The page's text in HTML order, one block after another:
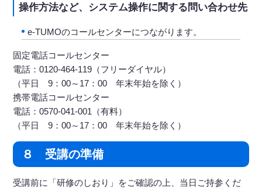
操作方法など、システム操作に関する問い合わせ先
e-TUMOのコールセンターにつながります。
固定電話コールセンター
電話：0120-464-119（フリーダイヤル）
（平日 9：00～17：00 年末年始を除く）
携帯電話コールセンター
電話：0570-041-001（有料）
（平日 9：00～17：00 年末年始を除く）
８ 受講の準備
受講前に「研修のしおり」をご確認の上、当日ご持参くだ